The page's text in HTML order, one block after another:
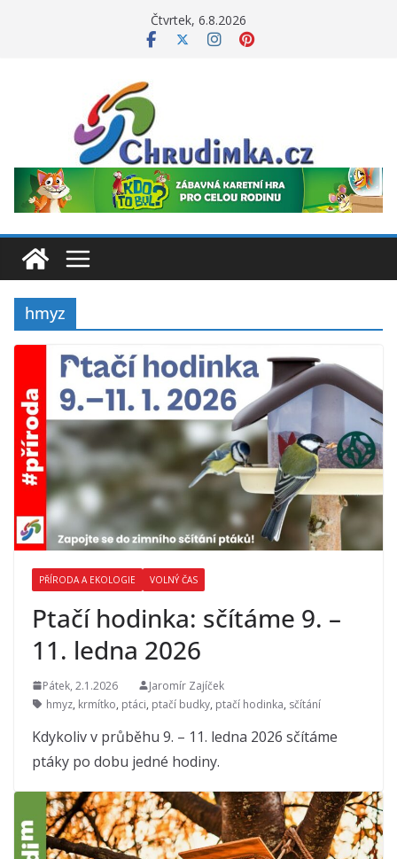
Čtvrtek, 6.8.2026
hmyz
PŘÍRODA A EKOLOGIE VOLNÝ ČAS
Ptačí hodinka: sčítáme 9. –
11. ledna 2026
Pátek, 2.1.2026
Jaromír Zajíček
hmyz, krmítko, ptáci, ptačí budky, ptačí hodinka, sčítání
Kdykoliv v průběhu 9. – 11. ledna 2026 sčítáme
ptáky po dobu jedné hodiny.